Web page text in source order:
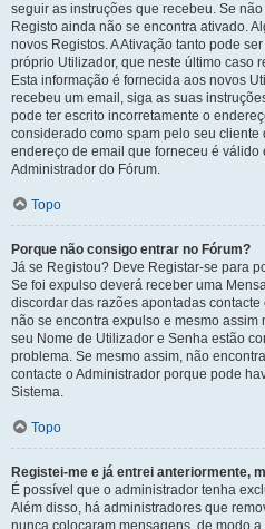
seguir as instruções que recebeu. Se
Registo ainda não se encontra ativado.
novos Registos. A Ativação tanto pode
próprio Utilizador, que neste último caso
Esta informação é fornecida aos novos
recebeu um email, siga as suas
pode ter escrito incorretamente o
considerado como spam pelo seu cliente
endereço de email que forneceu é válido
Administrador do Fórum.
Topo
Porque não consigo entrar no Fórum?
Já se Registou? Deve Registar-se para
Se foi expulso deverá receber uma
discordar das razões apontadas
não se encontra expulso e mesmo
seu Nome de Utilizador e Senha estão
problema. Se mesmo assim, não
contacte o Administrador porque pode
Sistema.
Topo
Registei-me e já entrei anteriormente,
É possível que o administrador tenha
Além disso, há administradores que
nunca colocaram mensagens, de modo